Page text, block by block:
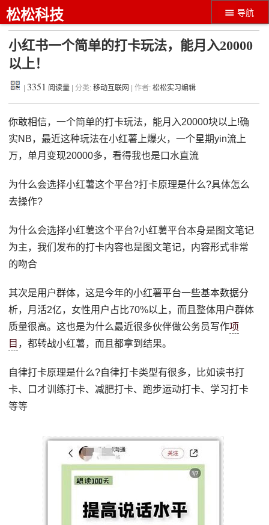
导航
松松科技
小红书一个简单的打卡玩法，能月入20000
以上！
3351 阅读量 | 分类:移动互联网 | 作者:松松实习编辑
你敢相信，一个简单的打卡玩法，能月入20000块以上!确
实NB，最近这种玩法在小红薯上爆火，一个星期yin流上
万，单月变现20000多，看得我也是口水直流
为什么会选择小红薯这个平台?打卡原理是什么?具体怎么
去操作?
为什么会选择小红薯这个平台?小红薯平台本身是图文笔记
为主，我们发布的打卡内容也是图文笔记，内容形式非常
的吻合
其次是用户群体，这是今年的小红薯平台一些基本数据分
析，月活2亿，女性用户占比70%以上，而且整体用户群体
质量很高。这也是为什么最近很多伙伴做公务员写作项
目 ，都转战小红薯，而且都拿到结果。
自律打卡原理是什么?自律打卡类型有很多，比如读书打
卡、口才训练打卡、减肥打卡、跑步运动打卡、学习打卡
等等